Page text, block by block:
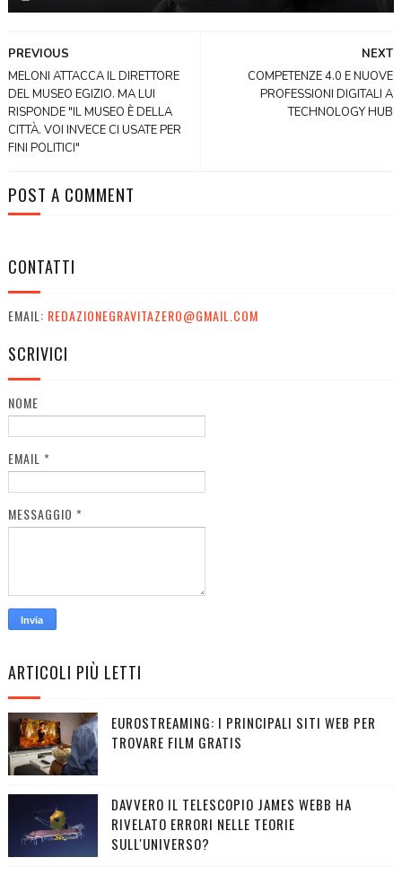
NEXT
COMPETENZE 4.0 E NUOVE
PROFESSIONI DIGITALI A
TECHNOLOGY HUB
PREVIOUS
MELONI ATTACCA IL DIRETTORE
DEL MUSEO EGIZIO. MA LUI
RISPONDE "IL MUSEO È DELLA
CITTÀ. VOI INVECE CI USATE PER
FINI POLITICI"
POST A COMMENT
CONTATTI
EMAIL: REDAZIONEGRAVITAZERO@GMAIL.COM
SCRIVICI
NOME
EMAIL *
MESSAGGIO *
ARTICOLI PIÙ LETTI
EUROSTREAMING: I PRINCIPALI SITI WEB PER
TROVARE FILM GRATIS
DAVVERO IL TELESCOPIO JAMES WEBB HA
RIVELATO ERRORI NELLE TEORIE
SULL'UNIVERSO?